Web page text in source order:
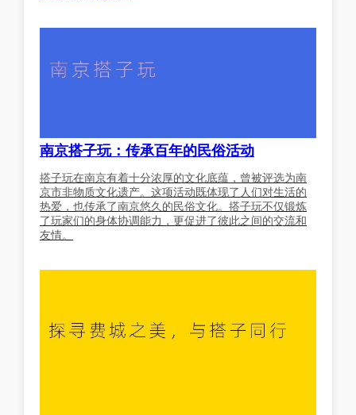
南京搭子玩：传承百年的民俗活动
搭子玩在南京有着十分浓厚的文化底蕴，曾被评选为南
京市非物质文化遗产。这项活动既体现了人们对生活的
热爱，也传承了南京悠久的民俗文化。搭子玩不仅锻炼
了玩家们的身体协调能力，更促进了彼此之间的交流和
友情。